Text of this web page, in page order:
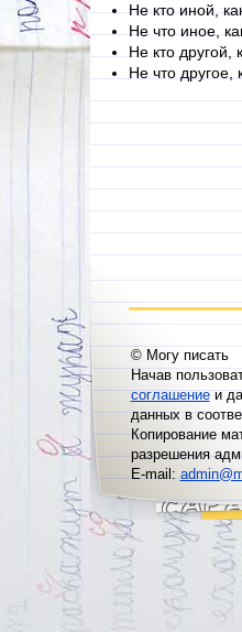
Не кто иной,
Не что иное,
Не кто другой,
Не что другое,
© Могу писать
Начав
соглашениеи
данных в
Копирование
разрешения
E-mail: